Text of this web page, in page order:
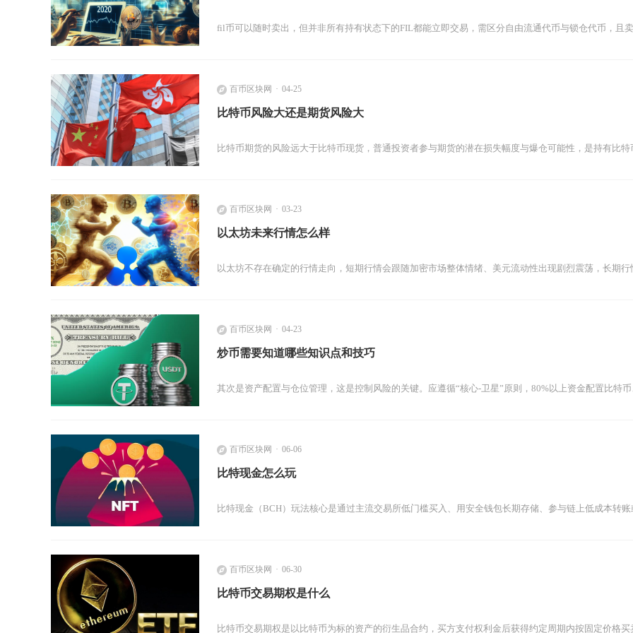
fil币可以随时卖出，但并非所有持有状态下的FIL都能立即交易，需区分自由流通代币与锁仓代币，且
百币区块网 04-25
比特币风险大还是期货风险大
比特币期货的风险远大于比特币现货，普通投资者参与期货的潜在损失幅度与爆仓可能性，是持有比特
百币区块网 03-23
以太坊未来行情怎么样
以太坊不存在确定的行情走向，短期行情会跟随加密市场整体情绪、美元流动性出现剧烈震荡，长期行
百币区块网 04-23
炒币需要知道哪些知识点和技巧
其次是资产配置与仓位管理，这是控制风险的关键。应遵循“核心-卫星”原则，80%以上资金配置比特币
百币区块网 06-06
比特现金怎么玩
比特现金（BCH）玩法核心是通过主流交易所低门槛买入、用安全钱包长期存储、参与链上低成本转账
百币区块网 06-30
比特币交易期权是什么
比特币交易期权是以比特币为标的资产的衍生品合约，买方支付权利金后获得约定周期内按固定价格买